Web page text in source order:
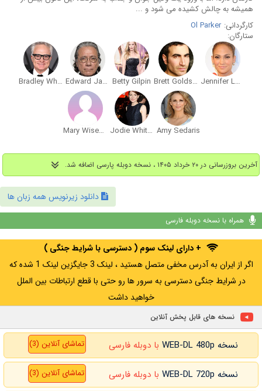
همیشه به چالش کشیده می شود و ...
کارگردانی: Ol Parker
ستارگان:
Jennifer Lopez
Brett Goldstein
Betty Gilpin
Edward James Olmos
Bradley Whitford
Amy Sedaris
Jodie Whittaker
Mary Wiseman
آخرین بروزرسانی در ۲۰ خرداد ۱۴۰۵ ، نسخه دوبله پارسی اضافه شد.
دانلود زیرنویس همه زبان ها
همراه با نسخه دوبله فارسی
+ دارای لینک سوم ( دسترسی با شرایط جنگی )
اگر از ایران به آدرس مخفی متصل هستید ، لینک 3 جایگزین لینک 1 شده که
در شرایط جنگی دسترسی به سرور ها رو حتی با قطع ارتباطات بین الملل
خواهید داشت
نسخه های قابل پخش آنلاین
نسخه WEB-DL 480p با دوبله فارسی تماشای آنلاین (3)
نسخه WEB-DL 720p با دوبله فارسی تماشای آنلاین (3)